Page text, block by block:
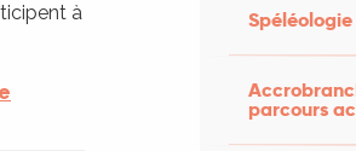
Spéléologie
parcours
à une recherche de